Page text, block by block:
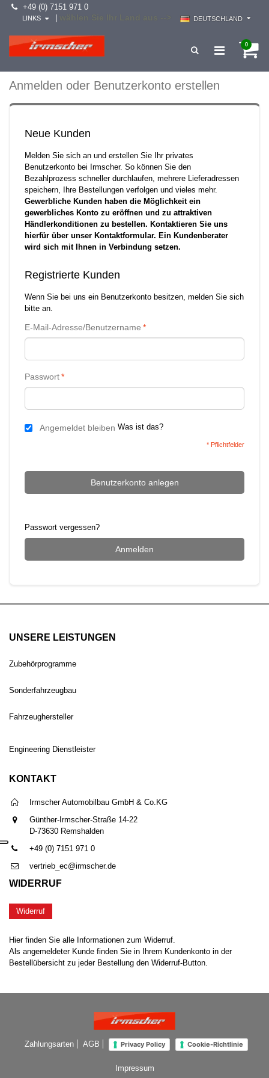
+49 (0) 7151 971 0
DEUTSCHLAND
LINKS
0
Anmelden oder Benutzerkonto erstellen
Neue Kunden
Melden Sie sich an und erstellen Sie Ihr privates
Benutzerkonto bei Irmscher. So können Sie den
Bezahlprozess schneller durchlaufen, mehrere Lieferadressen
speichern, Ihre Bestellungen verfolgen und vieles mehr.
Gewerbliche Kunden haben die Möglichkeit ein
gewerbliches Konto zu eröffnen und zu attraktiven
Händlerkonditionen zu bestellen. Kontaktieren Sie uns
hierfür über unser Kontaktformular. Ein Kundenberater
wird sich mit Ihnen in Verbindung setzen.
Registrierte Kunden
Wenn Sie bei uns ein Benutzerkonto besitzen, melden Sie sich
bitte an.
*
E-Mail-Adresse/Benutzername
*
Passwort
Angemeldet bleiben Was ist das?
* Pflichtfelder
Benutzerkonto anlegen
Passwort vergessen?
Anmelden
UNSERE LEISTUNGEN
Zubehörprogramme
Sonderfahrzeugbau
Fahrzeughersteller
Engineering Dienstleister
KONTAKT
Irmscher Automobilbau GmbH & Co.KG
Günther-Irmscher-Straße 14-22
D-73630 Remshalden
+49 (0) 7151 971 0
vertrieb_ec@irmscher.de
WIDERRUF
Widerruf
Hier finden Sie alle Informationen zum Widerruf.
Als angemeldeter Kunde finden Sie in Ihrem Kundenkonto in der
Bestellübersicht zu jeder Bestellung den Widerruf-Button.
Zahlungsarten AGB Privacy Policy Cookie-Richtlinie
Impressum